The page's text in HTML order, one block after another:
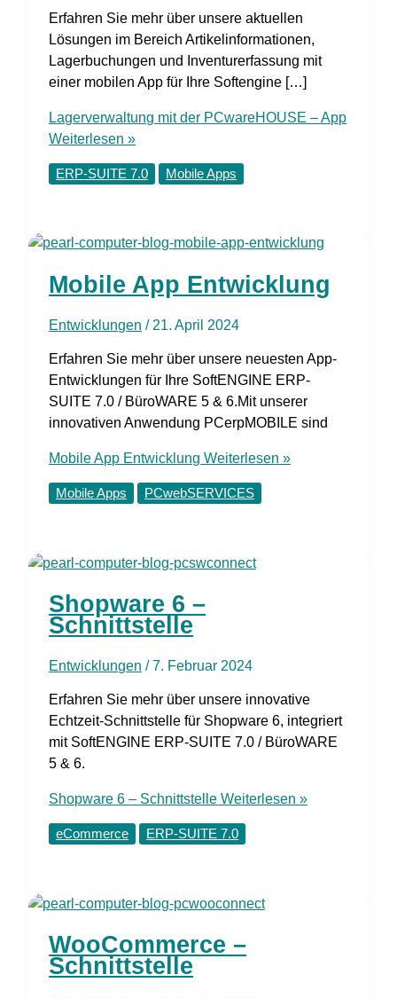
Erfahren Sie mehr über unsere aktuellen
Lösungen im Bereich Artikelinformationen,
Lagerbuchungen und Inventurerfassung mit
einer mobilen App für Ihre Softengine […]
Lagerverwaltung mit der PCwareHOUSE – App
Weiterlesen »
ERP-SUITE 7.0 Mobile Apps
Mobile App Entwicklung
Entwicklungen / 21. April 2024
Erfahren Sie mehr über unsere neuesten App-
Entwicklungen für Ihre SoftENGINE ERP-
SUITE 7.0 / BüroWARE 5 & 6.Mit unserer
innovativen Anwendung PCerpMOBILE sind
Mobile App Entwicklung Weiterlesen »
Mobile Apps PCwebSERVICES
Shopware 6 –
Schnittstelle
Entwicklungen /7. Februar 2024
Erfahren Sie mehr über unsere innovative
Echtzeit-Schnittstelle für Shopware 6, integriert
mit SoftENGINE ERP-SUITE 7.0 / BüroWARE
5 & 6.
Shopware 6 – Schnittstelle Weiterlesen »
eCommerce ERP-SUITE 7.0
WooCommerce –
Schnittstelle